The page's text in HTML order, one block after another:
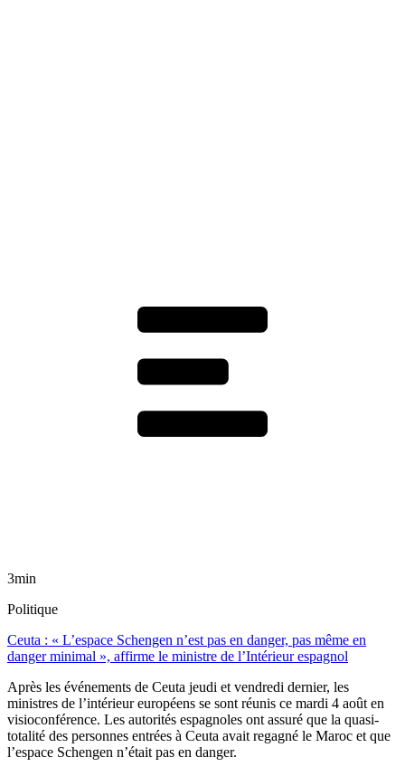
3min
Politique
Ceuta : « L’espace Schengen n’est pas en danger, pas même en
danger minimal », affirme le ministre de l’Intérieur espagnol
Après les événements de Ceuta jeudi et vendredi dernier, les
ministres de l’intérieur européens se sont réunis ce mardi 4 août en
visioconférence. Les autorités espagnoles ont assuré que la quasi-
totalité des personnes entrées à Ceuta avait regagné le Maroc et que
l’espace Schengen n’était pas en danger.